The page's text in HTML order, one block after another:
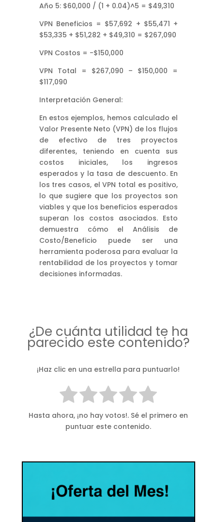
Año 5: $60,000 / (1 + 0.04)^5 = $49,310
VPN Beneficios = $57,692 + $55,471 +
$53,335 + $51,282 + $49,310 = $267,090
VPN Costos = -$150,000
VPN Total = $267,090 – $150,000 =
$117,090
Interpretación General:
En estos ejemplos, hemos calculado el
Valor Presente Neto (VPN) de los flujos
de efectivo de tres proyectos
diferentes, teniendo en cuenta sus
costos iniciales, los ingresos
esperados y la tasa de descuento. En
los tres casos, el VPN total es positivo,
lo que sugiere que los proyectos son
viables y que los beneficios esperados
superan los costos asociados. Esto
demuestra cómo el Análisis de
Costo/Beneficio puede ser una
herramienta poderosa para evaluar la
rentabilidad de los proyectos y tomar
decisiones informadas.
¿De cuánta utilidad te ha
parecido este contenido?
¡Haz clic en una estrella para puntuarlo!
Hasta ahora, ¡no hay votos!. Sé el primero en
puntuar este contenido.